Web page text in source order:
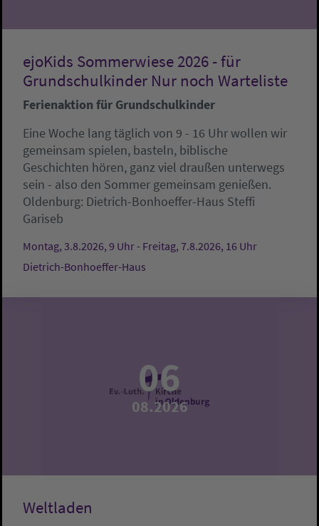
ejoKids Sommerwiese 2026 - für
Grundschulkinder Nur noch Warteliste
Ferienaktion für Grundschulkinder
Eine Woche lang täglich von 9 - 16 Uhr wollen wir
gemeinsam spielen, basteln, biblische
Geschichten hören, ganz viel draußen unterwegs
sein - also den Sommer gemeinsam genießen.
Oldenburg: Dietrich-Bonhoeffer-Haus Steffi
Gariseb
Montag, 3.8.2026, 9 Uhr - Freitag, 7.8.2026, 16 Uhr
Dietrich-Bonhoeffer-Haus
06
08.2026
Weltladen